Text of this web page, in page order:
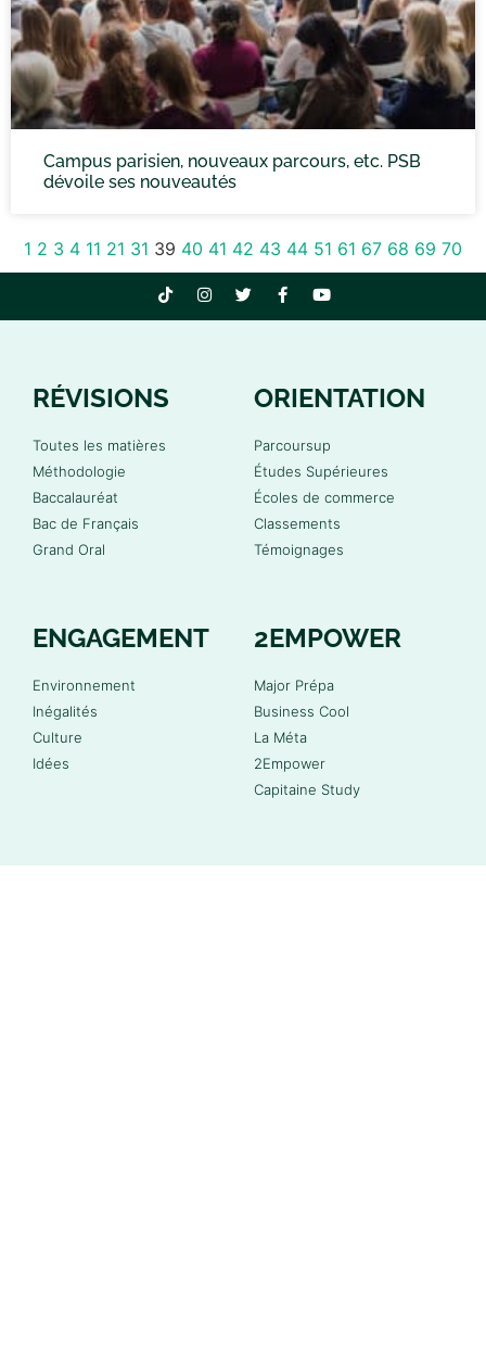
Campus parisien, nouveaux parcours, etc. PSB
dévoile ses nouveautés
1 2 3 4 11 21 31 39 40 41 42 43 44 51 61 67 68 69 70
RÉVISIONS
Toutes les matières
Méthodologie
Baccalauréat
Bac de Français
Grand Oral
ORIENTATION
Parcoursup
Études Supérieures
Écoles de commerce
Classements
Témoignages
ENGAGEMENT
Environnement
Inégalités
Culture
Idées
2EMPOWER
Major Prépa
Business Cool
La Méta
2Empower
Capitaine Study